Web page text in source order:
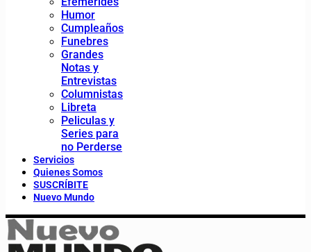
Humor
Cumpleaños
Funebres
Grandes
Notas y
Entrevistas
Columnistas
Libreta
Peliculas y
Series para
no Perderse
Servicios
Quienes Somos
SUSCRÍBITE
Nuevo Mundo